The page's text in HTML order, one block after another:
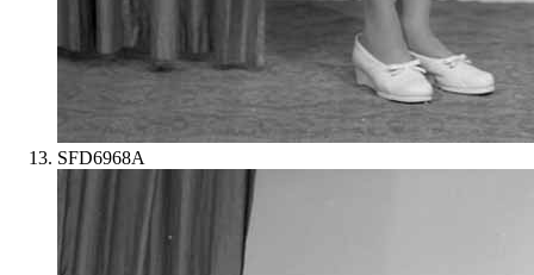
SFD6968A